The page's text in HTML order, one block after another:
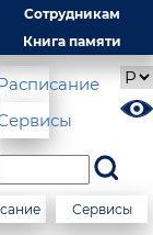
Сотрудникам
Книга памяти
Сервисы